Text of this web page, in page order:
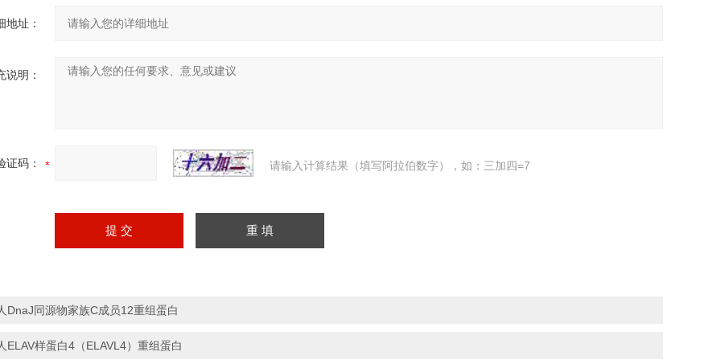
地址：
说明：
证码： 请输入计算结果（填写阿拉伯数字），如：三加四=7
DnaJ同源物家族C成员12重组蛋白
ELAV样蛋白4（ELAVL4）重组蛋白